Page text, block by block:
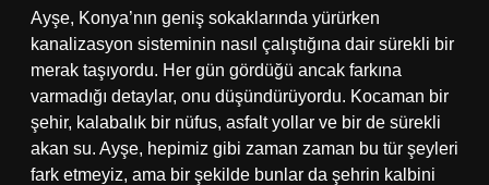
Ayşe, Konya’nın geniş sokaklarında yürürken
kanalizasyon sisteminin nasıl çalıştığına dair sürekli bir
merak taşıyordu. Her gün gördüğü ancak farkına
varmadığı detaylar, onu düşündürüyordu. Kocaman bir
şehir, kalabalık bir nüfus, asfalt yollar ve bir de sürekli
akan su. Ayşe, hepimiz gibi zaman zaman bu tür şeyleri
fark etmeyiz, ama bir şekilde bunlar da şehrin kalbini